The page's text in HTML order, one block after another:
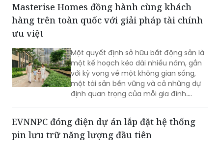
giao dịch đầu tiên.
Masterise Homes đồng hành cùng khách
hàng trên toàn quốc với giải pháp tài chính
ưu việt
Một quyết định sở hữu bất động sản là
một kế hoạch kéo dài nhiều năm, gắn
với kỳ vọng về một không gian sống,
một tài sản bền vững và cả những dự
định quan trọng của mỗi gia đình.
nhiều hơn vào khả năng đồng hành
của nhà phát triển trong suốt hành
EVNNPC đóng điện dự án lắp đặt hệ thống
pin lưu trữ năng lượng đầu tiên